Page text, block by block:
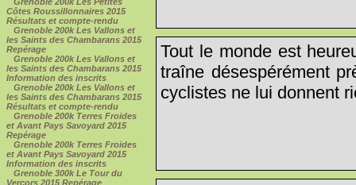
Côtes Roussillonnaires 2015
Résultats et compte-rendu
Grenoble 200k Les Vallons et
les Saints des Chambarans 2015
Repérage
Grenoble 200k Les Vallons et
les Saints des Chambarans 2015
Information des inscrits
Grenoble 200k Les Vallons et
les Saints des Chambarans 2015
Résultats et compte-rendu
Grenoble 200k Terres Froides
et Avant Pays Savoyard 2015
Repérage
Grenoble 200k Terres Froides
et Avant Pays Savoyard 2015
Information des inscrits
Grenoble 300k Le Tour du
Vercors 2015 Repérage
Tout le monde est
traîne désespérément
cyclistes ne lui donnent